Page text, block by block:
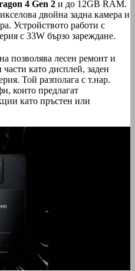
4 Gen 2 и до 12GB RAM.
двойна задна камера и
Устройството работи с
с 33W бързо зареждане.
позволява лесен ремонт и
като дисплей, заден
Той разполага с т.нар.
които предлагат
като пръстен или